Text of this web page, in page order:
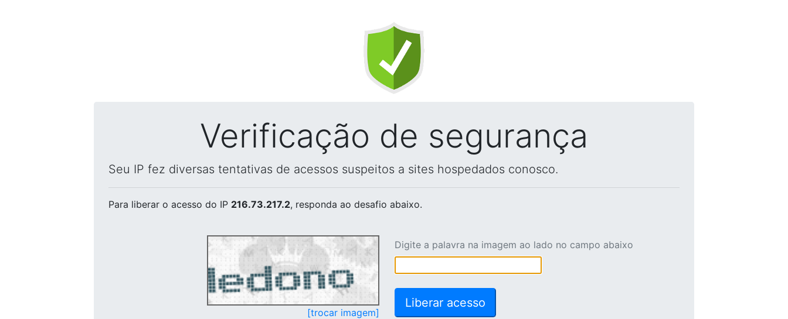
Verificação de segurança
Seu IP fez diversas tentativas de acessos suspeitos a sites hospedados conosco.
Para liberar o acesso do IP 216.73.217.2, responda ao desafio abaixo.
[trocar imagem]
Digite a palavra na imagem ao lado no campo abaixo